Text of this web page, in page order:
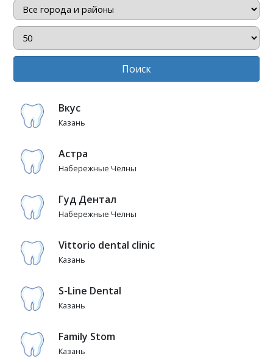
Поиск
Вкус
Казань
Астра
Набережные Челны
Гуд Дентал
Набережные Челны
Vittorio dental clinic
Казань
S-Line Dental
Казань
Family Stom
Казань